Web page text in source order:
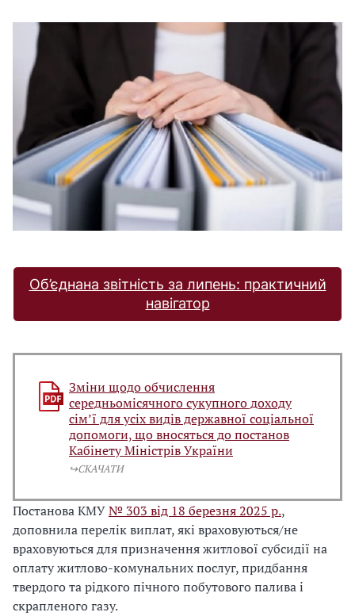
Об’єднана звітність за липень: практичний
навігатор
Зміни щодо обчислення
середньомісячного сукупного доходу
сім’ї для усіх видів державної соціальної
допомоги, що вносяться до постанов
Кабінету Міністрів України
↪️СКАЧАТИ
Постанова КМУ№ 303 від 18 березня 2025 р.,
доповнила перелік виплат, які враховуються/не
враховуються для призначення житлової субсидії на
оплату житлово-комунальних послуг, придбання
твердого та рідкого пічного побутового палива і
скрапленого газу.